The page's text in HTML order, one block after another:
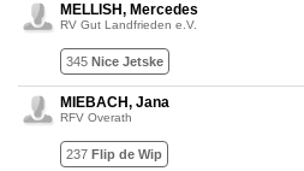
MELLISH, Mercedes
RV Gut Landfrieden e.V.
345 Nice Jetske
MIEBACH, Jana
RFV Overath
237 Flip de Wip